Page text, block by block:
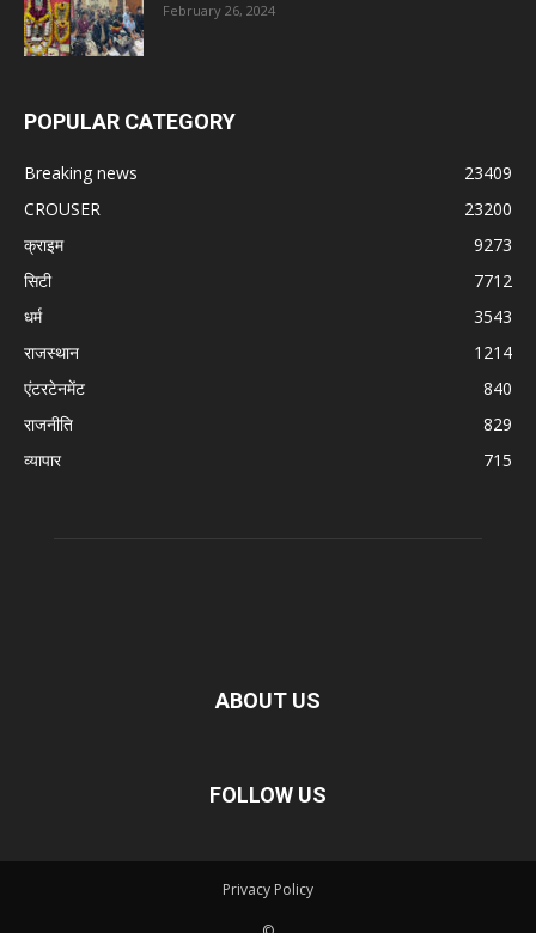
February 26, 2024
POPULAR CATEGORY
Breaking news
23409
CROUSER
23200
क्राइम
9273
सिटी
7712
धर्म
3543
राजस्थान
1214
एंटरटेनमेंट
840
राजनीति
829
व्यापार
715
ABOUT US
FOLLOW US
Privacy Policy